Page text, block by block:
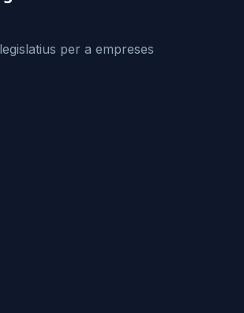
per a empreses